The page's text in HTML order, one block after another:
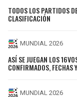
TODOS LOS PARTIDOS
CLASIFICACIÓN
MUNDIAL 2026
ASÍ SE JUEGAN LOS
CONFIRMADOS, FECHAS
MUNDIAL 2026